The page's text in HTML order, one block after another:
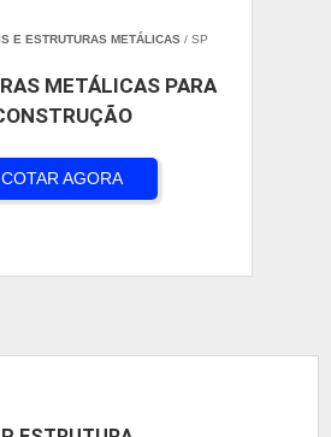
E ESTRUTURAS METÁLICAS / SP
METÁLICAS PARA
COTAR AGORA